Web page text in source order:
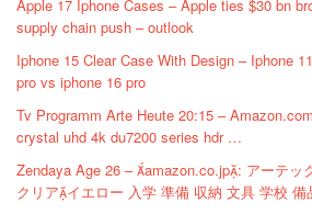
Apple 17 Iphone Cases – Apple ties $30 bn
supply chain push – outlook
Iphone 15 Clear Case With Design – Iphone
pro vs iphone 16 pro
Tv Programm Arte Heute 20:15 –
crystal uhd 4k du7200 series hdr …
Zendaya Age 26 – amazon.co.jp: アーテッ
クリアイエロー 入学 準備 収納 文具 学校